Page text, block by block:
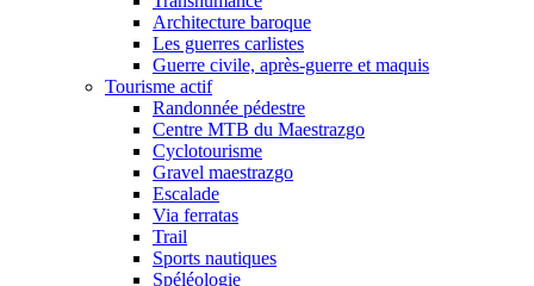
Architecture baroque
Les guerres carlistes
Guerre civile, après-guerre et maquis
Tourisme actif
Randonnée pédestre
Centre MTB du Maestrazgo
Cyclotourisme
Gravel maestrazgo
Escalade
Via ferratas
Trail
Sports nautiques
Spéléologie